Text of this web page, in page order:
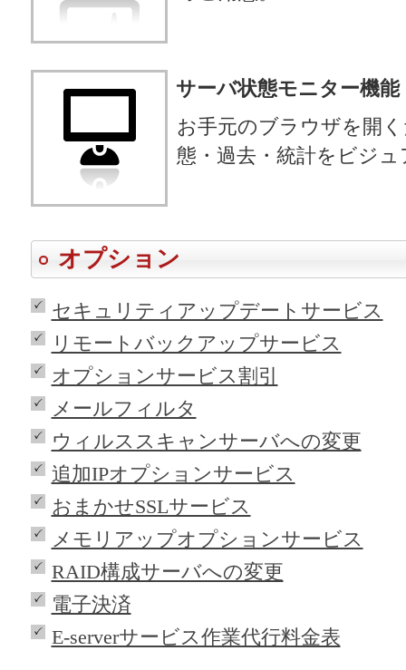
サーバ状態モニター機能
お手元のブラウザを開
態・過去・統計をビジ
オプション
セキュリティアップデートサービス
リモートバックアップサービス
オプションサービス割引
メールフィルタ
ウィルススキャンサーバへの変更
追加IPオプションサービス
おまかせSSLサービス
メモリアップオプションサービス
RAID構成サーバへの変更
電子決済
E-serverサービス作業代行料金表